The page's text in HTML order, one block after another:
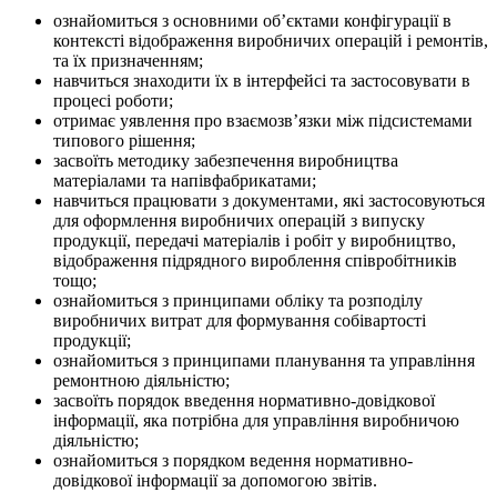
ознайомиться з основними об’єктами конфігурації в
контексті відображення виробничих операцій і ремонтів,
та їх призначенням;
навчиться знаходити їх в інтерфейсі та застосовувати в
процесі роботи;
отримає уявлення про взаємозв’язки між підсистемами
типового рішення;
засвоїть методику забезпечення виробництва
матеріалами та напівфабрикатами;
навчиться працювати з документами, які застосовуються
для оформлення виробничих операцій з випуску
продукції, передачі матеріалів і робіт у виробництво,
відображення підрядного вироблення співробітників
тощо;
ознайомиться з принципами обліку та розподілу
виробничих витрат для формування собівартості
продукції;
ознайомиться з принципами планування та управління
ремонтною діяльністю;
засвоїть порядок введення нормативно-довідкової
інформації, яка потрібна для управління виробничою
діяльністю;
ознайомиться з порядком ведення нормативно-
довідкової інформації за допомогою звітів.